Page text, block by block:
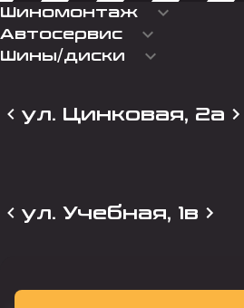
Шиномонтаж keyboard_arrow_down
Автосервис keyboard_arrow_down
Шины/диски keyboard_arrow_down
ул. Цинковая, 2а
ул. Учебная, 1в